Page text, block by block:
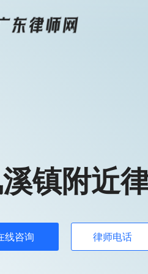
镇附近
线咨询 律师电话